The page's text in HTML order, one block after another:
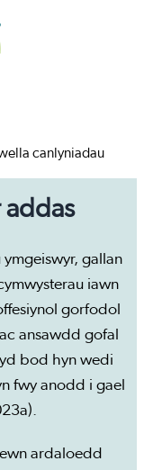
canlyniadau
addas
gallan
iawn
gorfodol
ansawdd gofal
bod hyn wedi
fwy anodd i gael
ardaloedd